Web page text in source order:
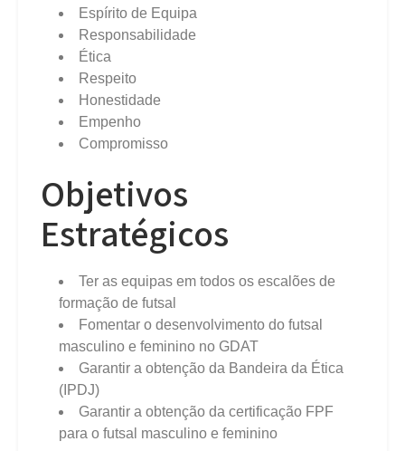
Espírito de Equipa
Responsabilidade
Ética
Respeito
Honestidade
Empenho
Compromisso
Objetivos
Estratégicos
Ter as equipas em todos os escalões de
formação de futsal
Fomentar o desenvolvimento do futsal
masculino e feminino no GDAT
Garantir a obtenção da Bandeira da Ética
(IPDJ)
Garantir a obtenção da certificação FPF
para o futsal masculino e feminino